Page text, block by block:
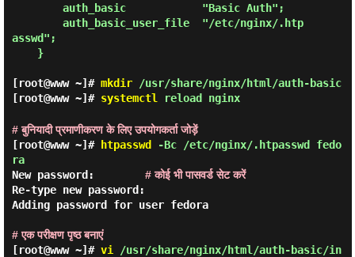
asswd";
    }
[root@www ~]# mkdir/usr/share/nginx/html/auth-basic
[root@www ~]# systemctl reload nginx
# बुनियादी प्रमाणीकरण के लिए उपयोगकर्ता जोड़ें
[root@www ~]#
htpasswd -Bc /etc/nginx/.htpasswd fedo
ra
New password: # कोई भी पासवर्ड सेट करें
Re-type new password:
Adding password for user fedora
# एक परीक्षण पृष्ठ बनाएं
[root@www ~]# vi /usr/share/nginx/html/auth-basic/in